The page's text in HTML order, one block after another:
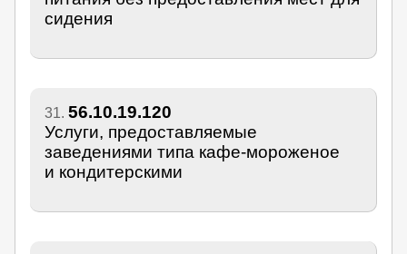
сидения
31. 56.10.19.120
Услуги, предоставляемые
заведениями типа кафе-мороженое
и кондитерскими